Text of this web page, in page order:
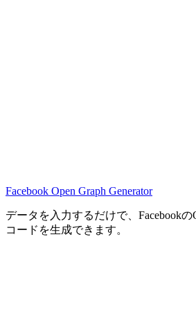
Facebook Open Graph Generator
データを入力するだけで、Facebookの
コードを生成できます。